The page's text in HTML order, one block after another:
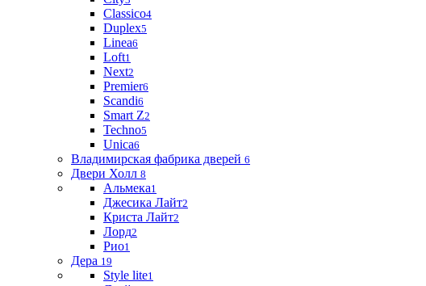
Classico4
Duplex5
Linea6
Loft1
Next2
Premier6
Scandi6
Smart Z2
Techno5
Unica6
Владимирская фабрика дверей 6
Двери Холл 8
Альмека1
Джесика Лайт2
Криста Лайт2
Лорд2
Рио1
Дера 19
Style lite1